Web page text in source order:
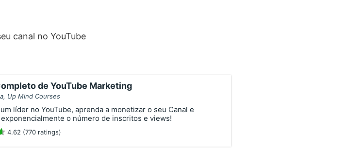
canal no YouTube
de YouTube Marketing
Up Mind Courses
líder no YouTube, aprenda a monetizar o seu Canal e
o número de inscritos e views!
4.62 (770 ratings)